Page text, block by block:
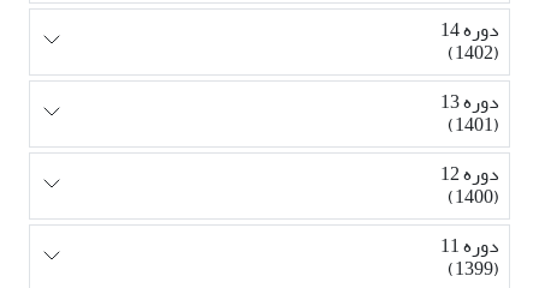
دوره 14
(1402)
دوره 13
(1401)
دوره 12
(1400)
دوره 11
(1399)